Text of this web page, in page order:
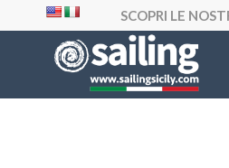
SCOPRI LE